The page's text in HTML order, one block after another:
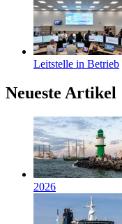
Leitstelle in Betrieb
Neueste Artikel
2026